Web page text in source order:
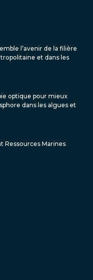
l’avenir de la filière
et dans les
optique pour mieux
dans les algues et
Ressources Marines